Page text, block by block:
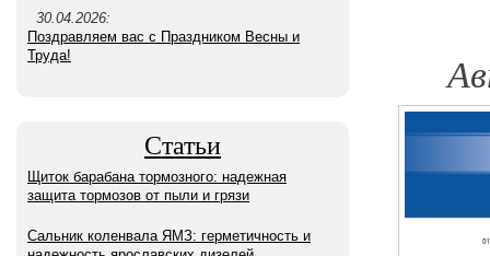
30.04.2026:
Поздравляем вас с Праздником Весны и
Труда!
Статьи
Щиток барабана тормозного: надежная
защита тормозов от пыли и грязи
Сальник коленвала ЯМЗ: герметичность и